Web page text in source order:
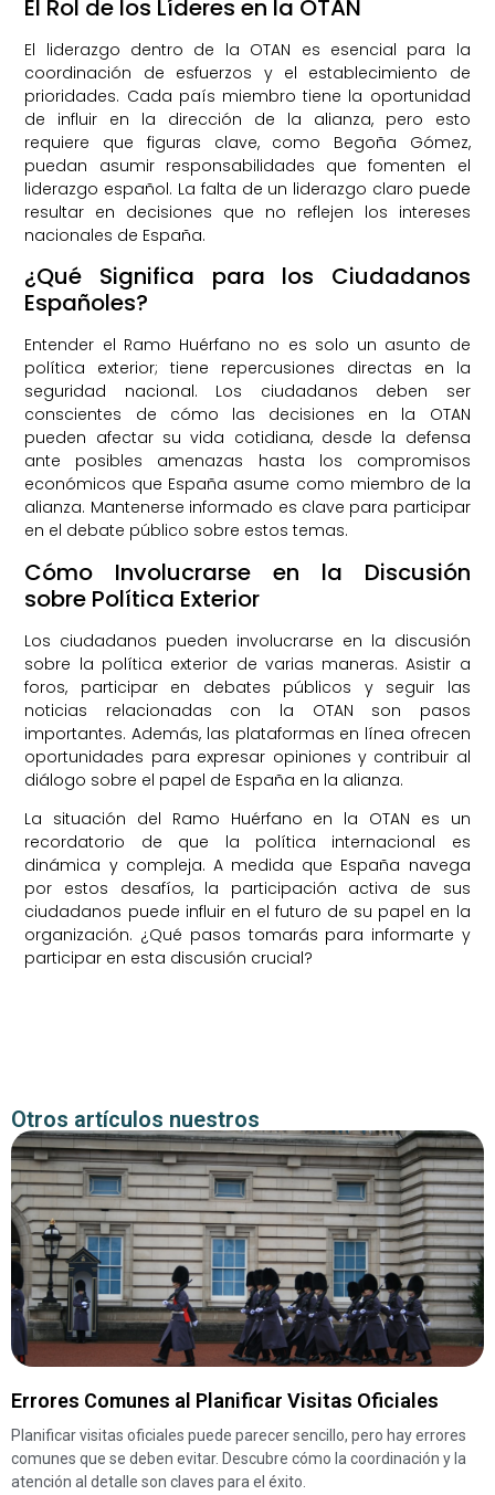
El Rol de los Líderes en la OTAN
El liderazgo dentro de la OTAN es esencial para la
coordinación de esfuerzos y el establecimiento de
prioridades. Cada país miembro tiene la oportunidad
de influir en la dirección de la alianza, pero esto
requiere que figuras clave, como Begoña Gómez,
puedan asumir responsabilidades que fomenten el
liderazgo español. La falta de un liderazgo claro puede
resultar en decisiones que no reflejen los intereses
nacionales de España.
¿Qué Significa para los Ciudadanos
Españoles?
Entender el Ramo Huérfano no es solo un asunto de
política exterior; tiene repercusiones directas en la
seguridad nacional. Los ciudadanos deben ser
conscientes de cómo las decisiones en la OTAN
pueden afectar su vida cotidiana, desde la defensa
ante posibles amenazas hasta los compromisos
económicos que España asume como miembro de la
alianza. Mantenerse informado es clave para participar
en el debate público sobre estos temas.
Cómo Involucrarse en la Discusión
sobre Política Exterior
Los ciudadanos pueden involucrarse en la discusión
sobre la política exterior de varias maneras. Asistir a
foros, participar en debates públicos y seguir las
noticias relacionadas con la OTAN son pasos
importantes. Además, las plataformas en línea ofrecen
oportunidades para expresar opiniones y contribuir al
diálogo sobre el papel de España en la alianza.
La situación del Ramo Huérfano en la OTAN es un
recordatorio de que la política internacional es
dinámica y compleja. A medida que España navega
por estos desafíos, la participación activa de sus
ciudadanos puede influir en el futuro de su papel en la
organización. ¿Qué pasos tomarás para informarte y
participar en esta discusión crucial?
Otros artículos nuestros
Errores Comunes al Planificar Visitas Oficiales
Planificar visitas oficiales puede parecer sencillo, pero hay errores
comunes que se deben evitar. Descubre cómo la coordinación y la
atención al detalle son claves para el éxito.